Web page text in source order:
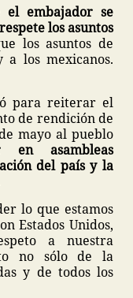
el embajador se
los asuntos
los asuntos de
los mexicanos.
para reiterar el
de rendición de
mayo al pueblo
en asambleas
del país y la
lo que estamos
Estados Unidos,
a nuestra
no sólo de la
y de todos los